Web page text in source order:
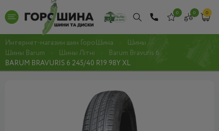
0 0 0
Интернет-магазин шин ГороШина
Шины
Шины Barum
Шины Літні
Barum Bravuris 6
BARUM BRAVURIS 6 245/40 R19 98Y XL